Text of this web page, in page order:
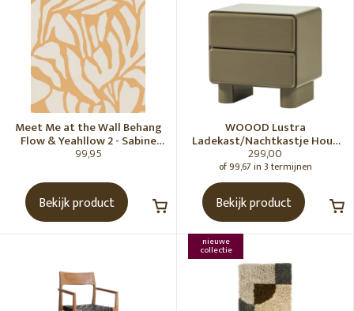
Meet Me at the Wall Behang
Flow & Yeahllow 2 - Sabine
van Vessem
99,95
Bekijk product
WOOOD Lustra
Ladekast/Nachtkastje Hout
Hoogglans Groen [Fsc]
299,00
of 99,67 in 3 termijnen
Bekijk product
nieuwe
collectie